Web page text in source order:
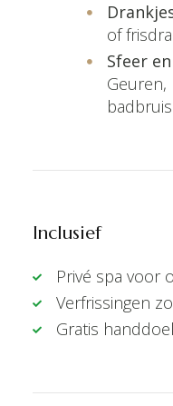
of
Sfeer
Geuren,
Inclusief
Privé spa voor
Verfrissingen
Gratis